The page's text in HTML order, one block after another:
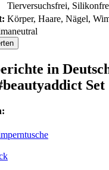
Tierversuchsfrei,
Körper, Haare, Nägel,
in
Set